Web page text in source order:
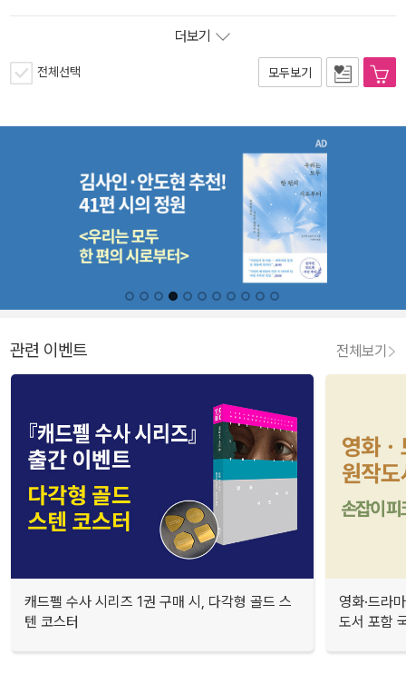
더보기
전체선택 모두보기
관련 이벤트 전체보기
캐드펠 수사 시리즈 1권 구매 시, 다각형 골드 스
텐 코스터
영화·드라
도서 포함